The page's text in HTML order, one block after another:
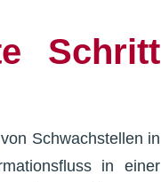
Schritt
Schwachstellen in
in einer